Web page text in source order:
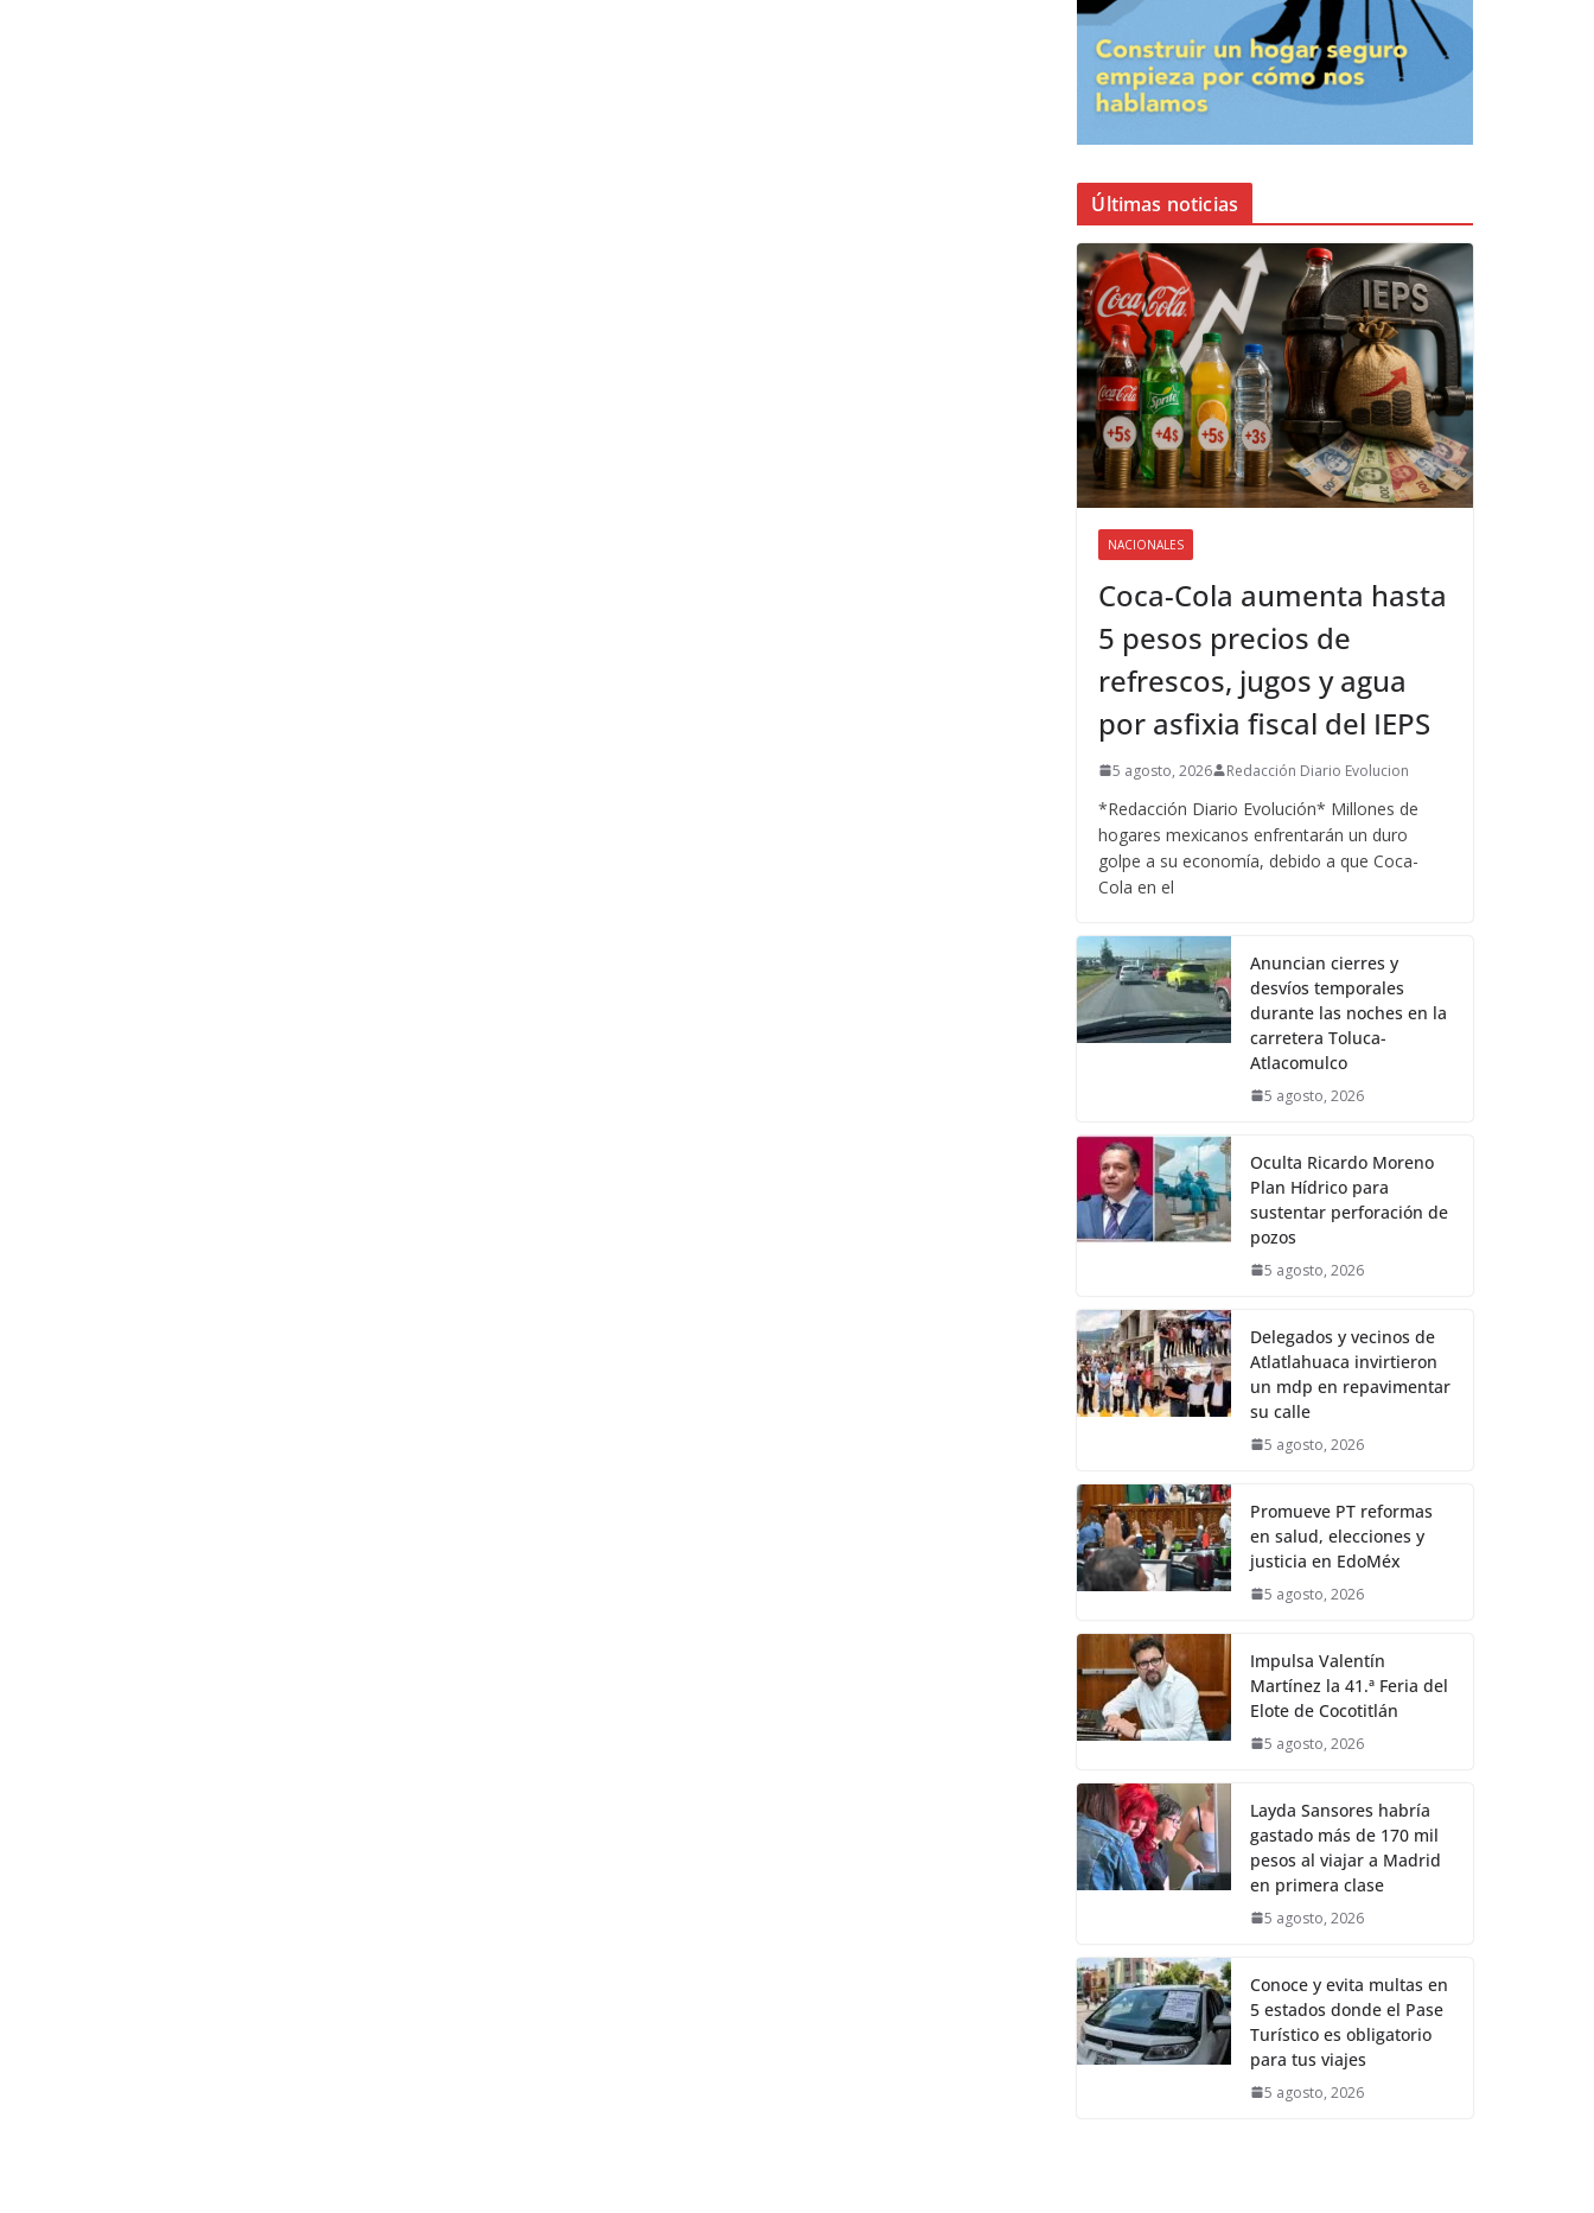
Últimas noticias
NACIONALES
Coca-Cola aumenta hasta
5 pesos precios de
refrescos, jugos y agua
por asfixia fiscal del IEPS
5 agosto, 2026 Redacción Diario Evolucion
*Redacción Diario Evolución* Millones de
hogares mexicanos enfrentarán un duro
golpe a su economía, debido a que Coca-
Cola en el
Anuncian cierres y
desvíos temporales
durante las noches en la
carretera Toluca-
Atlacomulco
5 agosto, 2026
Oculta Ricardo Moreno
Plan Hídrico para
sustentar perforación de
pozos
5 agosto, 2026
Delegados y vecinos de
Atlatlahuaca invirtieron
un mdp en repavimentar
su calle
5 agosto, 2026
Promueve PT reformas
en salud, elecciones y
justicia en EdoMéx
5 agosto, 2026
Impulsa Valentín
Martínez la 41.ª Feria del
Elote de Cocotitlán
5 agosto, 2026
Layda Sansores habría
gastado más de 170 mil
pesos al viajar a Madrid
en primera clase
5 agosto, 2026
Conoce y evita multas en
5 estados donde el Pase
Turístico es obligatorio
para tus viajes
5 agosto, 2026